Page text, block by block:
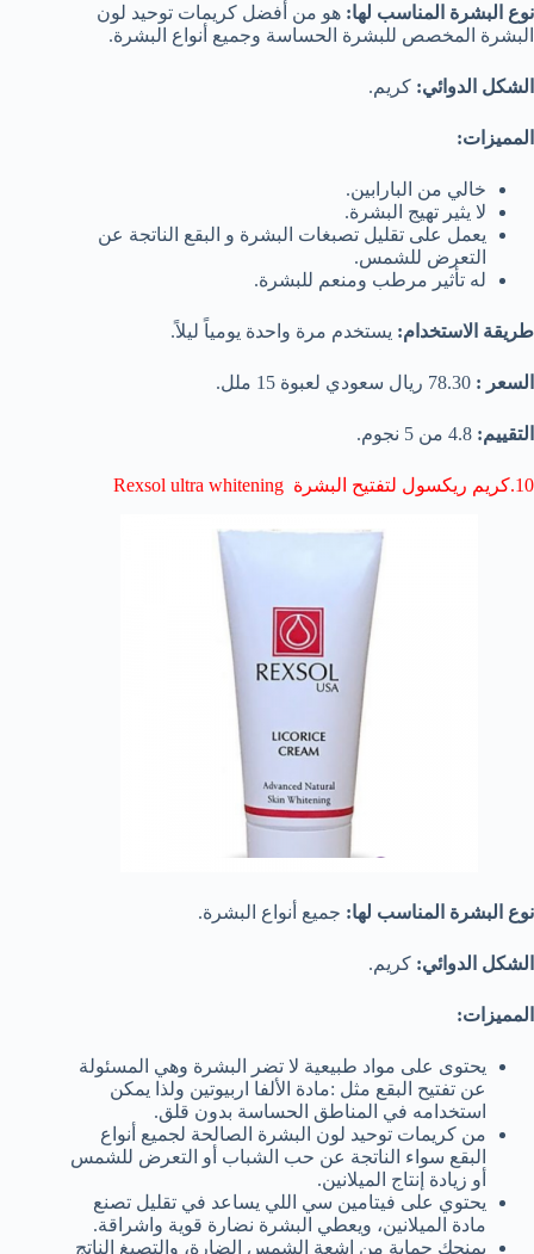
نوع البشرة المناسب لها: هو من أفضل كريمات توحيد لون
البشرة المخصص للبشرة الحساسة وجميع أنواع البشرة.
الشكل الدوائي: كريم.
المميزات:
خالي من البارابين.
لا يثير تهيج البشرة.
يعمل على تقليل تصبغات البشرة و البقع الناتجة عن
التعرض للشمس.
له تأثير مرطب ومنعم للبشرة.
طريقة الاستخدام: يستخدم مرة واحدة يومياً ليلاً.
السعر :
التقييم:
10.كريم ريكسول لتفتيح البشرة Rexsol ultra whitening
نوع البشرة المناسب لها: جميع أنواع البشرة.
الشكل الدوائي: كريم.
المميزات:
يحتوى على مواد طبيعية لا تضر البشرة وهي المسئولة
عن تفتيح البقع مثل :مادة الألفا اربيوتين ولذا يمكن
استخدامه في المناطق الحساسة بدون قلق.
من كريمات توحيد لون البشرة الصالحة لجميع أنواع
البقع سواء الناتجة عن حب الشباب أو التعرض للشمس
أو زيادة إنتاج الميلانين.
يحتوي على فيتامين سي اللي يساعد في تقليل تصنع
مادة الميلانين، ويعطي البشرة نضارة قوية واشراقة.
يمنحك حماية من اشعة الشمس الضارة، والتصبغ الناتج